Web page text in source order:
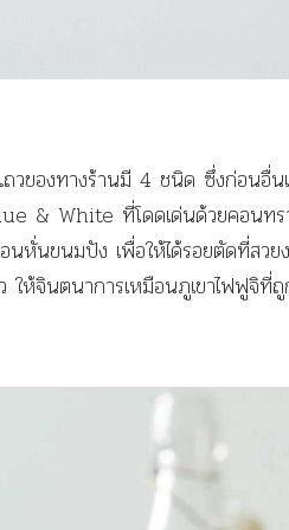
วของทางร้านมี 4 ชนิด ซึ่งก่อนอื่น
& White ที่โดดเด่นด้วยคอนทร
นหั่นขนมปัง เพื่อให้ได้รอยตัดที่สว
ให้จินตนาการเหมือนภูเขาไฟฟูจิที่